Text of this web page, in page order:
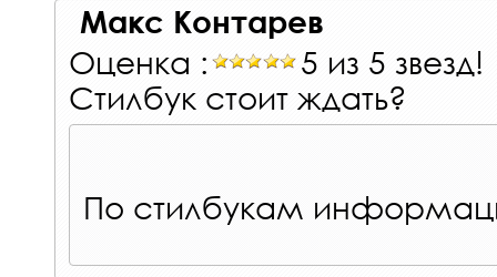
Макс Контарев
Оценка :
5 из 5 звезд!
Стилбук стоит ждать?
По стилбукам